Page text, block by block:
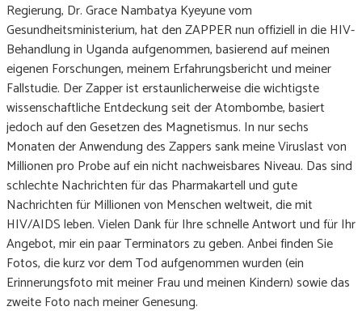
Regierung, Dr. Grace Nambatya Kyeyune vom
Gesundheitsministerium, hat den ZAPPER nun offiziell in die HIV-
Behandlung in Uganda aufgenommen, basierend auf meinen
eigenen Forschungen, meinem Erfahrungsbericht und meiner
Fallstudie. Der Zapper ist erstaunlicherweise die wichtigste
wissenschaftliche Entdeckung seit der Atombombe, basiert
jedoch auf den Gesetzen des Magnetismus. In nur sechs
Monaten der Anwendung des Zappers sank meine Viruslast von
Millionen pro Probe auf ein nicht nachweisbares Niveau. Das sind
schlechte Nachrichten für das Pharmakartell und gute
Nachrichten für Millionen von Menschen weltweit, die mit
HIV/AIDS leben. Vielen Dank für Ihre schnelle Antwort und für Ihr
Angebot, mir ein paar Terminators zu geben. Anbei finden Sie
Fotos, die kurz vor dem Tod aufgenommen wurden (ein
Erinnerungsfoto mit meiner Frau und meinen Kindern) sowie das
zweite Foto nach meiner Genesung.